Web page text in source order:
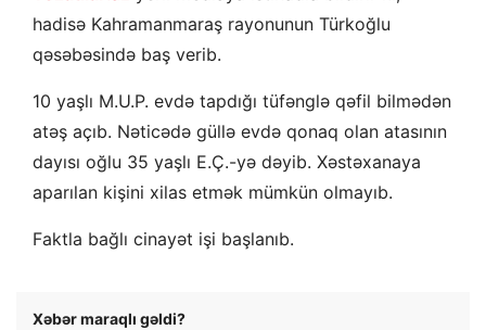
hadisə Kahramanmaraş rayonunun Türkoğlu
qəsəbəsində baş verib.
10 yaşlı M.U.P. evdə tapdığı tüfənglə qəfil bilmədən
atəş açıb. Nəticədə güllə evdə qonaq olan atasının
dayısı oğlu 35 yaşlı E.Ç.-yə dəyib. Xəstəxanaya
aparılan kişini xilas etmək mümkün olmayıb.
Faktla bağlı cinayət işi başlanıb.
Xəbər maraqlı gəldi?